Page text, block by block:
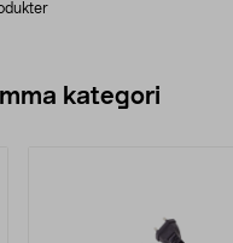
kategori